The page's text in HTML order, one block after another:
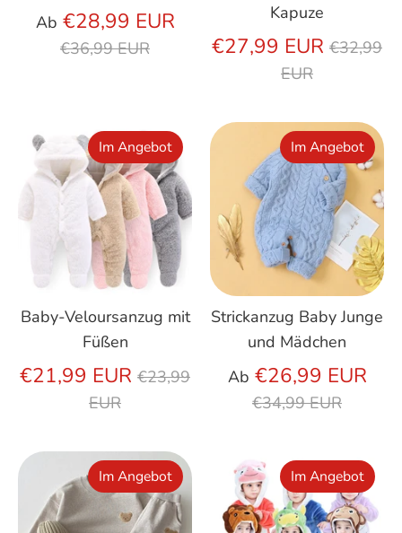
Ab €28,99 EURRegulärer
Preis
€36,99 EUR
Kapuze
€27,99 EUR €32,99
EUR
Baby-Veloursanzug mit
Füßen
€21,99 EUR Regulärer
€23,99
EUR
Im Angebot
Strickanzug Baby Junge
und Mädchen
Ab €26,99 EUR
€34,99 EUR
Im Angebot
Im Angebot Im Angebot